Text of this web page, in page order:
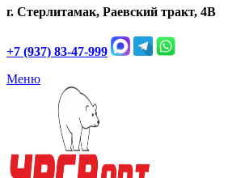
г. Стерлитамак, Раевский тракт, 4В
+7 (937) 83-47-999
Меню